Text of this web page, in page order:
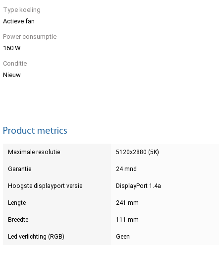
Type koeling
Actieve fan
Power consumptie
160 W
Conditie
Nieuw
Product metrics
Maximale resolutie 5120x2880 (5K)
Garantie 24 mnd
Hoogste displayport versie DisplayPort 1.4a
Lengte 241 mm
Breedte 111 mm
Led verlichting (RGB) Geen